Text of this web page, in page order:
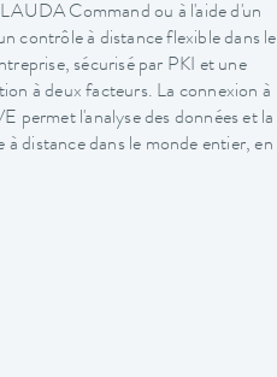
Command ou à l'aide d'un
contrôle à distance flexible dans le
sécurisé par PKI et une
à deux facteurs. La connexion à
permet l'analyse des données et la
à distance dans le monde entier, en